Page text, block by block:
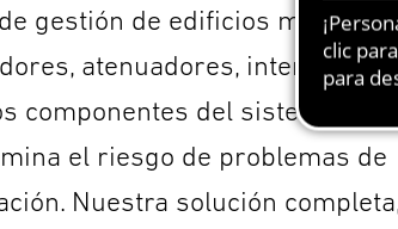
gestión de edificios moderno
atenuadores,
del sistema
el riesgo de problemas de
Nuestra solución